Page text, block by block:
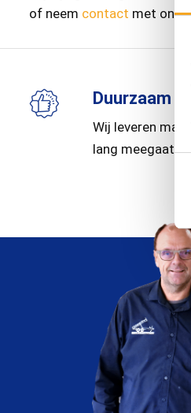
of neem contact met ons
Duurzaam
Wij leveren
lang meegaat.